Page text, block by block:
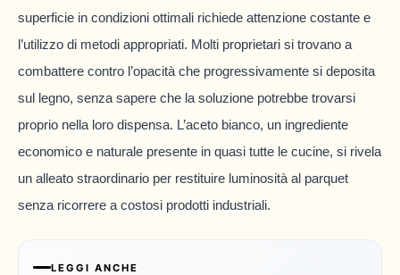
superficie in condizioni ottimali richiede attenzione costante e
l’utilizzo di metodi appropriati. Molti proprietari si trovano a
combattere contro l’opacità che progressivamente si deposita
sul legno, senza sapere che la soluzione potrebbe trovarsi
proprio nella loro dispensa. L’aceto bianco, un ingrediente
economico e naturale presente in quasi tutte le cucine, si rivela
un alleato straordinario per restituire luminosità al parquet
senza ricorrere a costosi prodotti industriali.
LEGGI ANCHE